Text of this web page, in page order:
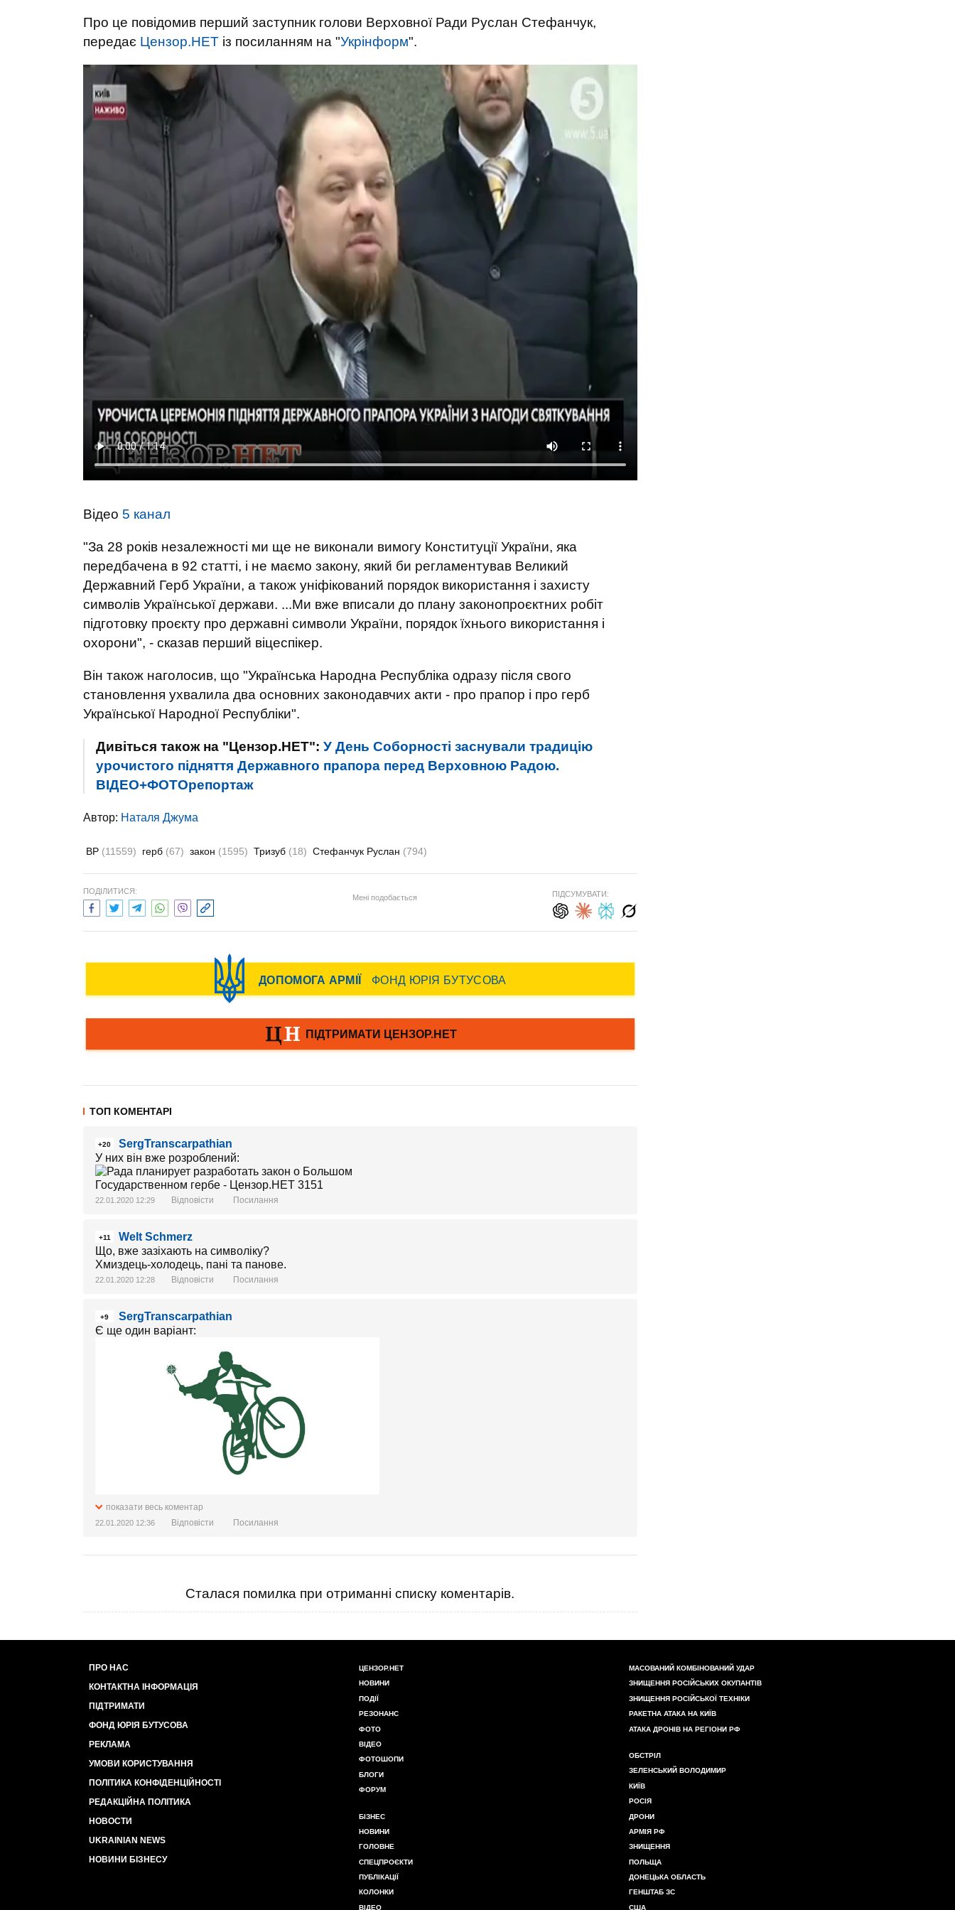
Про це повідомив перший заступник голови Верховної Ради Руслан Стефанчук,
передає Цензор.НЕТ із посиланням на "Укрінформ".
Відео 5 канал
"За 28 років незалежності ми ще не виконали вимогу Конституції України, яка
передбачена в 92 статті, і не маємо закону, який би регламентував Великий
Державний Герб України, а також уніфікований порядок використання і захисту
символів Української держави. ...Ми вже вписали до плану законопроєктних робіт
підготовку проєкту про державні символи України, порядок їхнього використання і
охорони", - сказав перший віцеспікер.
Він також наголосив, що "Українська Народна Республіка одразу після свого
становлення ухвалила два основних законодавчих акти - про прапор і про герб
Української Народної Республіки".
Дивіться також на "Цензор.НЕТ": У День Соборності заснували традицію
урочистого підняття Державного прапора перед Верховною Радою.
ВІДЕО+ФОТОрепортаж
Автор: Наталя Джума
ВР (11559) герб (67) закон (1595) Тризуб (18) Стефанчук Руслан (794)
ПОДІЛИТИСЯ:
Мені подобається ПІДСУМУВАТИ:
ТОП КОМЕНТАРІ
+20
SergTranscarpathian
У них він вже розроблений:
22.01.2020 12:29 Відповісти Посилання
+11
Welt Schmerz
Що, вже зазіхають на символіку?
Хмиздець-холодець, пані та панове.
22.01.2020 12:28 Відповісти Посилання
+9
SergTranscarpathian
Є ще один варіант:
показати весь коментар
22.01.2020 12:36 Відповісти Посилання
Сталася помилка при отриманні списку коментарів.
ПРО НАС
КОНТАКТНА ІНФОРМАЦІЯ
ПІДТРИМАТИ
ФОНД ЮРІЯ БУТУСОВА
РЕКЛАМА
УМОВИ КОРИСТУВАННЯ
ПОЛІТИКА КОНФІДЕНЦІЙНОСТІ
РЕДАКЦІЙНА ПОЛІТИКА
НОВОСТИ
UKRAINIAN NEWS
НОВИНИ БІЗНЕСУ
ЦЕНЗОР.НЕТ
НОВИНИ
ПОДІЇ
РЕЗОНАНС
ФОТО
ВІДЕО
ФОТОШОПИ
БЛОГИ
ФОРУМ
БІЗНЕС
НОВИНИ
ГОЛОВНЕ
СПЕЦПРОЄКТИ
ПУБЛІКАЦІЇ
КОЛОНКИ
ВІДЕО
МАСОВАНИЙ КОМБІНОВАНИЙ УДАР
ЗНИЩЕННЯ РОСІЙСЬКИХ ОКУПАНТІВ
ЗНИЩЕННЯ РОСІЙСЬКОЇ ТЕХНІКИ
РАКЕТНА АТАКА НА КИЇВ
АТАКА ДРОНІВ НА РЕГІОНИ РФ
ОБСТРІЛ
ЗЕЛЕНСЬКИЙ ВОЛОДИМИР
КИЇВ
РОСІЯ
ДРОНИ
АРМІЯ РФ
ЗНИЩЕННЯ
ПОЛЬЩА
ДОНЕЦЬКА ОБЛАСТЬ
ГЕНШТАБ ЗС
США